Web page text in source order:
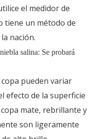
el medidor de
tiene un método de
nación.
salina: Se probará
pueden variar
efecto de la superficie
mate, rebrillante y
son ligeramente